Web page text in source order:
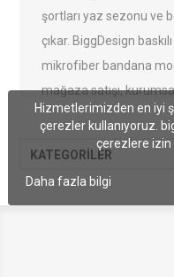
şortları yaz sezonu ve
çıkar. BiggDesign
mikrofiber bandana
mağaza satışı,
alımlar için
modellerini avantajlı
KATEGORİLER
Hizmetlerimizden en iyi
çerezler kullanıyoruz.
çerezlere izin
Daha fazla bilgi